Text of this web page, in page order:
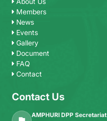
Members
News
Events
Gallery
Document
FAQ
Contact
Contact Us
AMPHURI DPP Secretariat